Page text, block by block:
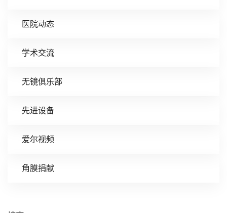
医院动态
学术交流
无镜俱乐部
先进设备
爱尔视频
角膜捐献